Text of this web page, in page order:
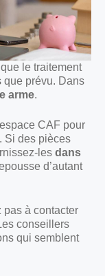
le traitement
que prévu. Dans
arme.
CAF pour
Si des pièces
les dans
d’autant
pas à contacter
conseillers
qui semblent